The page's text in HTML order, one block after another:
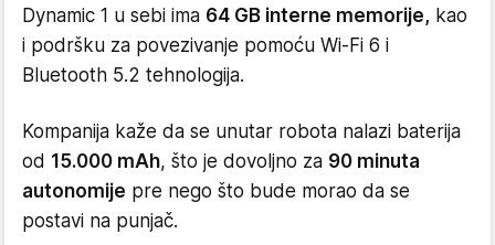
Dynamic 1 u sebi ima 64 GB interne memorije, kao
i podršku za povezivanje pomoću Wi-Fi 6 i
Bluetooth 5.2 tehnologija.
Kompanija kaže da se unutar robota nalazi baterija
od 15.000 mAh, što je dovoljno za 90 minuta
autonomije pre nego što bude morao da se
postavi na punjač.